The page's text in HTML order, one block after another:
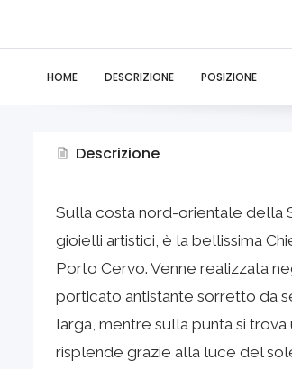
HOME DESCRIZIONE POSIZIONE
Descrizione
Sulla costa nord-orientale della
gioielli artistici, è la bellissima
Porto Cervo. Venne realizzata
porticato antistante sorretto da
larga, mentre sulla punta si
risplende grazie alla luce del